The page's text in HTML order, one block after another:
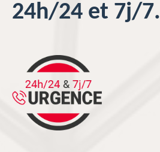
24h/24 et 7j/7.